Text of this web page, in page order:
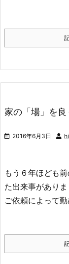
家の「場」を
2016年6月3日
もう６年ほども
た出来事があり
ご依頼によって